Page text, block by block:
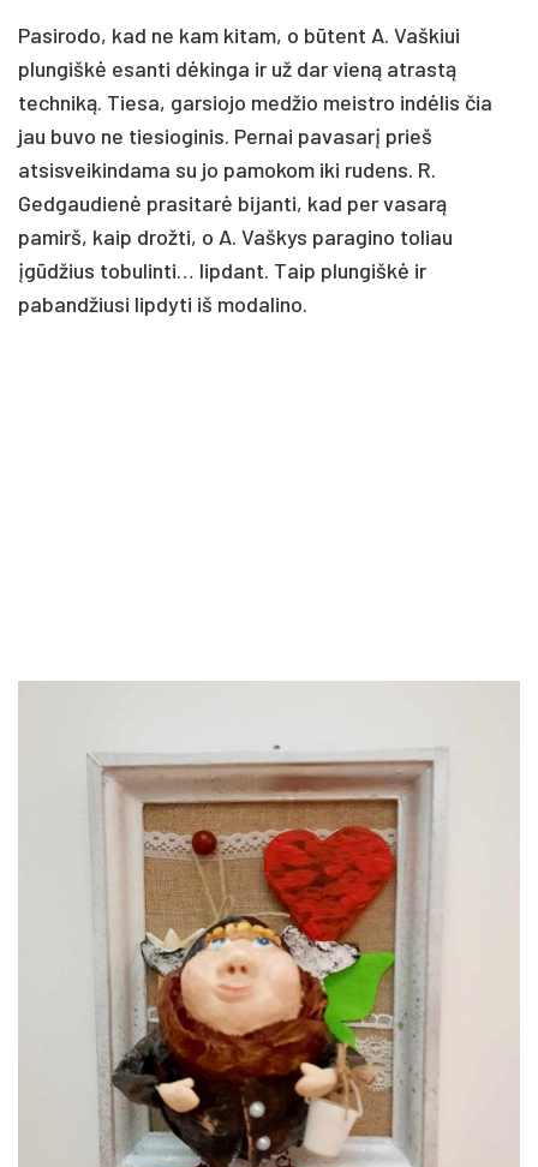
Pasirodo, kad ne kam kitam, o būtent A. Vaškiui
plungiškė esanti dėkinga ir už dar vieną atrastą
techniką. Tiesa, garsiojo medžio meistro indėlis čia
jau buvo ne tiesioginis. Pernai pavasarį prieš
atsisveikindama su jo pamokom iki rudens. R.
Gedgaudienė prasitarė bijanti, kad per vasarą
pamirš, kaip drožti, o A. Vaškys paragino toliau
įgūdžius tobulinti… lipdant. Taip plungiškė ir
pabandžiusi lipdyti iš modalino.